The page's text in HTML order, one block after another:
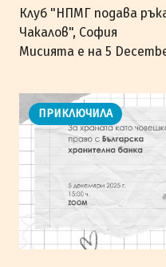
Клуб "НПМГ подава
Чакалов", София
Мисията е на 5
ПРИКЛЮЧИЛА